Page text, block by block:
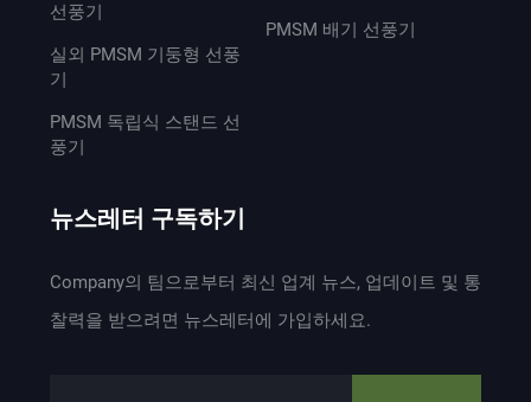
선풍기
실외 PMSM 기둥형 선풍
기
PMSM 독립식 스탠드 선
풍기
PMSM 배기 선풍기
뉴스레터 구독하기
Company의 팀으로부터 최신 업계 뉴스, 업데이트 및 통
찰력을 받으려면 뉴스레터에 가입하세요.